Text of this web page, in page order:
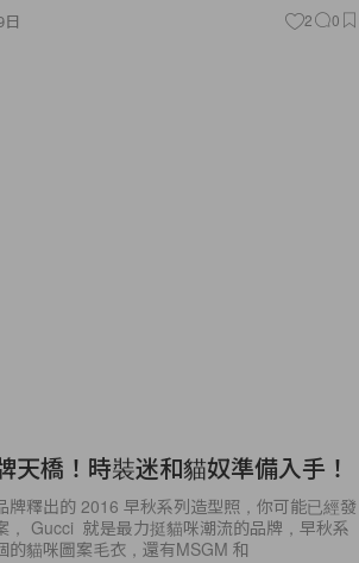
2 0
天橋！時裝迷和貓奴準備入手！
牌釋出的 2016 早秋系列造型照，你可能已經發
， Gucci 就是最力挺貓咪潮流的品牌，早秋系
的貓咪圖案毛衣，還有MSGM 和